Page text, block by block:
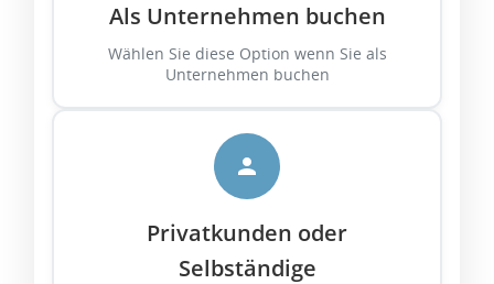
Als Unternehmen buchen
Wählen Sie diese Option wenn Sie als
Unternehmen buchen
Privatkunden oder
Selbständige